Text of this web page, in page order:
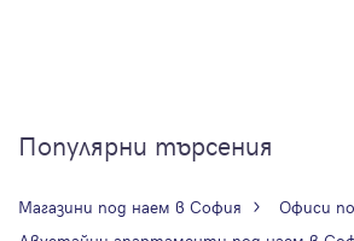
Популярни търсения
Магазини под наем в София
Офиси